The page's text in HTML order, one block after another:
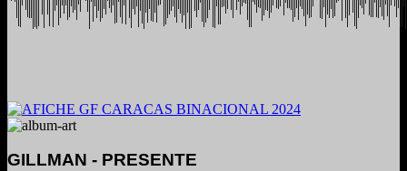
GILLMAN - PRESENTE